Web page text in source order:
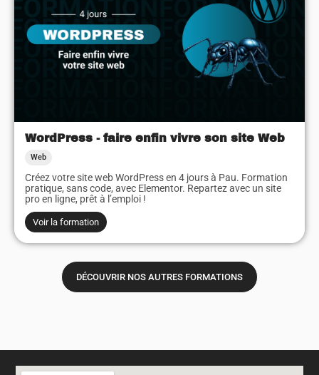
WordPress - faire enfin vivre son site Web
Web
Créez votre site web WordPress en 4 jours à Pau. Formation
pratique, sans code, avec Elementor. Repartez avec un site
pro en ligne, prêt à l’emploi !
Voir la formation
DÉCOUVRIR NOS AUTRES FORMATIONS